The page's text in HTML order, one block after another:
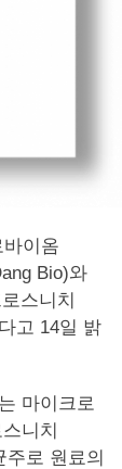
이옴
Bio)와
스니치
고 14일 밝
마이크로
니치
주로 원료의